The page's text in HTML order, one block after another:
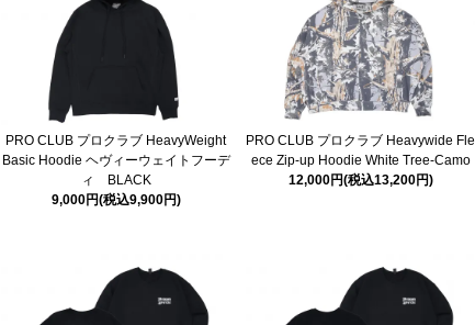
PRO CLUB プロクラブ HeavyWeight
Basic Hoodie ヘヴィーウェイトフーデ
ィ BLACK
9,000円(税込9,900円)
PRO CLUB プロクラブ Heavywide Fle
ece Zip-up Hoodie White Tree-Camo
12,000円(税込13,200円)